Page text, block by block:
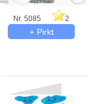
Nr. 5085 2